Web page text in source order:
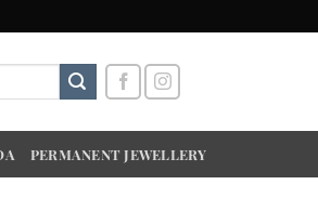
PERMANENT JEWELLERY